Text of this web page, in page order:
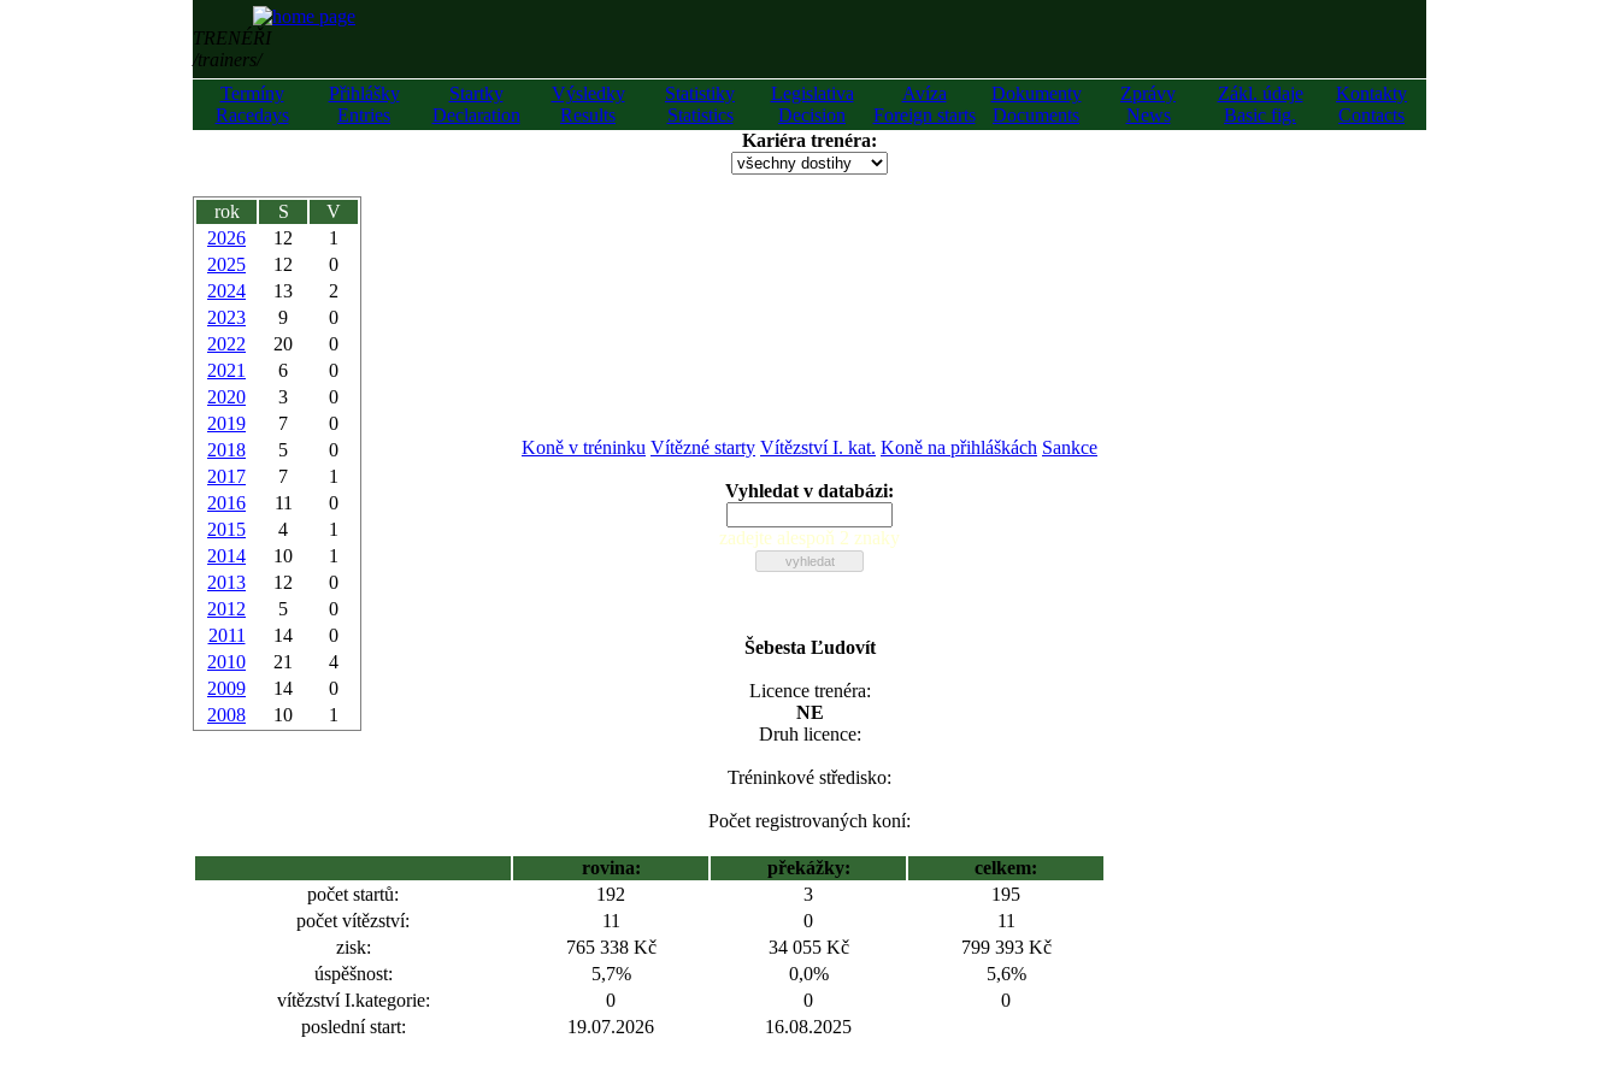
TRENÉŘI
/trainers/
Termíny
Racedays
Přihlášky
Entries
Startky
Declaration
Výsledky
Results
Statistiky
Statistics
Legislativa
Decision
Avíza
Foreign starts
Dokumenty
Documents
Zprávy
News
Zákl. údaje
Basic fig.
Kontakty
Contacts
Kariéra trenéra:
rok S
V
2026
12
1
2025
12
0
2024
13
2
2023
9
0
2022
20
0
2021
6
0
2020
3
0
2019
7
0
2018
5
0
2017
7
1
2016
11
0
2015
4
1
2014
10
1
2013
12
0
2012
5
0
2011
14
0
2010
21
4
2009
14
0
2008
10 1
Koně v tréninku Vítězné starty Vítězství I. kat. Koně na přihláškách Sankce
Vyhledat v databázi:
zadejte alespoň 2 znaky
Šebesta Ľudovít
Licence trenéra:
NE
Druh licence:
Tréninkové středisko:
Počet registrovaných koní:
rovina: překážky:
celkem:
počet startů:
192 3
195
počet vítězství:
11 0
11
zisk:
765 338 Kč 34 055 Kč
799 393 Kč
úspěšnost:
5,7% 0,0%
5,6%
vítězství I.kategorie:
0 0
0
poslední start:
19.07.2026 16.08.2025